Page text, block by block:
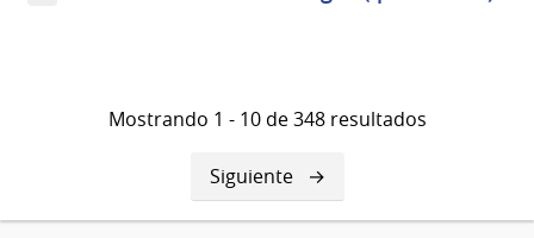
Mostrando 1 - 10 de 348 resultados
Siguiente
página
Siguiente